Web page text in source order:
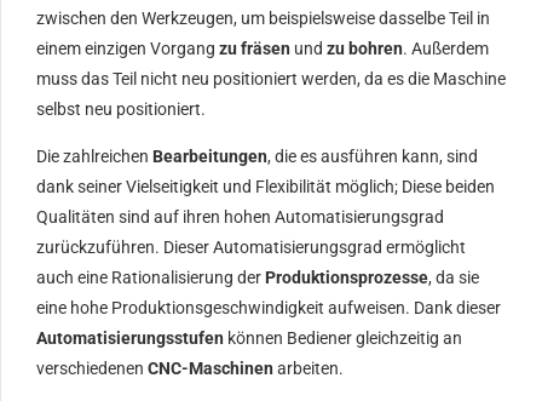
zwischen den Werkzeugen, um beispielsweise dasselbe Teil in
einem einzigen Vorgang zu fräsen und zu bohren. Außerdem
muss das Teil nicht neu positioniert werden, da es die Maschine
selbst neu positioniert.
Die zahlreichen Bearbeitungen, die es ausführen kann, sind
dank seiner Vielseitigkeit und Flexibilität möglich; Diese beiden
Qualitäten sind auf ihren hohen Automatisierungsgrad
zurückzuführen. Dieser Automatisierungsgrad ermöglicht
auch eine Rationalisierung der Produktionsprozesse, da sie
eine hohe Produktionsgeschwindigkeit aufweisen. Dank dieser
Automatisierungsstufen können Bediener gleichzeitig an
verschiedenen CNC-Maschinen arbeiten.